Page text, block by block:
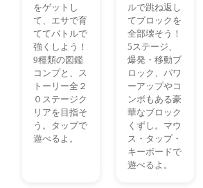
をゲットし
て、エサで育
ててバトルで
強くしよう！
9種類の図鑑
コンプと、ス
トーリー全２
０ステージク
リアを目指そ
う。タップで
遊べるよ。
ルで跳ね返し
てブロックを
全部壊そう！
5ステージ、
爆発・移動ブ
ロック、パワ
ーアップやコ
ンボもある豪
華なブロック
くずし。マウ
ス・タップ・
キーボードで
遊べるよ。